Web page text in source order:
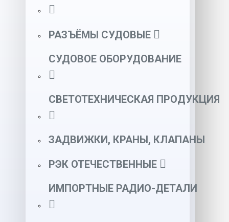
РАЗЪЁМЫ СУДОВЫЕ
СУДОВОЕ ОБОРУДОВАНИЕ
СВЕТОТЕХНИЧЕСКАЯ ПРОДУКЦИЯ
ЗАДВИЖКИ, КРАНЫ, КЛАПАНЫ
РЭК ОТЕЧЕСТВЕННЫЕ
ИМПОРТНЫЕ РАДИО-ДЕТАЛИ